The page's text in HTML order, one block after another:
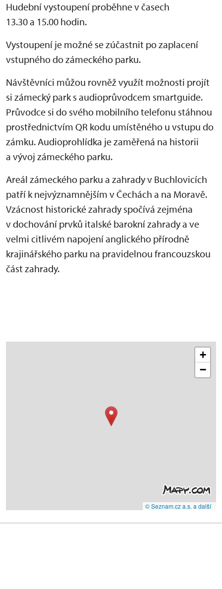
Hudební vystoupení proběhne v časech
13.30 a 15.00 hodin.
Vystoupení je možné se zúčastnit po zaplacení
vstupného do zámeckého parku.
Návštěvníci můžou rovněž využít možnosti projít
si zámecký park s audioprůvodcem smartguide.
Průvodce si do svého mobilního telefonu stáhnou
prostřednictvím QR kodu umístěného u vstupu do
zámku. Audioprohlídka je zaměřená na historii
a vývoj zámeckého parku.
Areál zámeckého parku a zahrady v Buchlovicích
patří k nejvýznamnějším v Čechách a na Moravě.
Vzácnost historické zahrady spočívá zejména
v dochování prvků italské barokní zahrady a ve
velmi citlivém napojení anglického přírodně
krajinářského parku na pravidelnou francouzskou
část zahrady.
+
−
© Seznam.cz a.s. a další